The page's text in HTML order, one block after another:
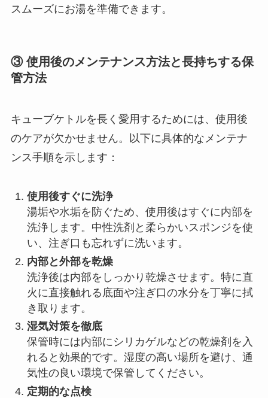
スムーズにお湯を準備できます。
③ 使用後のメンテナンス方法と長持ちする保
管方法
キューブケトルを長く愛用するためには、使用後
のケアが欠かせません。以下に具体的なメンテナ
ンス手順を示します：
使用後すぐに洗浄
湯垢や水垢を防ぐため、使用後はすぐに内部を
洗浄します。中性洗剤と柔らかいスポンジを使
い、注ぎ口も忘れずに洗います。
内部と外部を乾燥
洗浄後は内部をしっかり乾燥させます。特に直
火に直接触れる底面や注ぎ口の水分を丁寧に拭
き取ります。
湿気対策を徹底
保管時には内部にシリカゲルなどの乾燥剤を入
れると効果的です。湿度の高い場所を避け、通
気性の良い環境で保管してください。
定期的な点検